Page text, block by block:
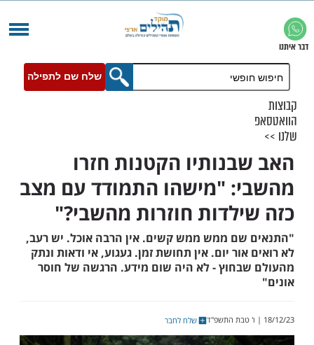
שלח שם לתפילה
הקטנות חזרו
"מישהו התמודד עם מצב
חוזרות מהשבי?"
יום. אין תחושת זמן. געגוע, אי ודאות ונתק
- לא היה שום מידע. הרגשה של חוסר